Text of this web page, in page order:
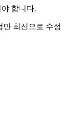
합니다.
만 최신으로 수정